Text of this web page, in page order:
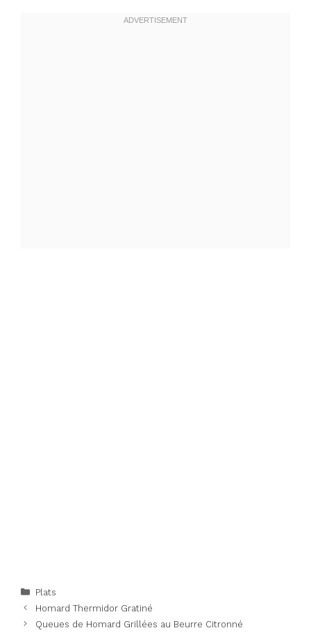
Categories
Plats
Homard Thermidor Gratiné
Queues de Homard Grillées au Beurre Citronné